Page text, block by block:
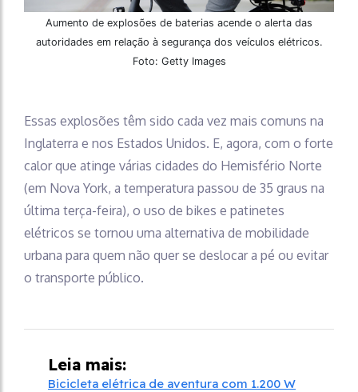
Aumento de explosões de baterias acende o alerta das
autoridades em relação à segurança dos veículos elétricos.
Foto: Getty Images
Essas explosões têm sido cada vez mais comuns na
Inglaterra e nos Estados Unidos. E, agora, com o forte
calor que atinge várias cidades do Hemisfério Norte
(em Nova York, a temperatura passou de 35 graus na
última terça-feira), o uso de bikes e patinetes
elétricos se tornou uma alternativa de mobilidade
urbana para quem não quer se deslocar a pé ou evitar
o transporte público.
Leia mais:
Bicicleta elétrica de aventura com 1.200 W